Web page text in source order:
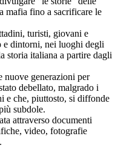
mafia fino a sacrificare le
turisti, giovani e
e dintorni, nei luoghi degli
storia italiana a partire dagli
generazioni per
debellato, malgrado i
e che, piuttosto, si diffonde
subdole.
attraverso documenti
video, fotografie